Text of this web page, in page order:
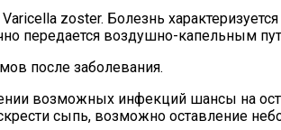
zoster. Болезнь
передается воздушно-капельным
после заболевания.
возможных инфекций шансы на
сыпь, возможно оставление